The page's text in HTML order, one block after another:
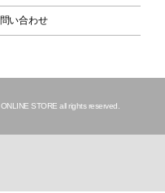
い合わせ
STORE all rights reserved.